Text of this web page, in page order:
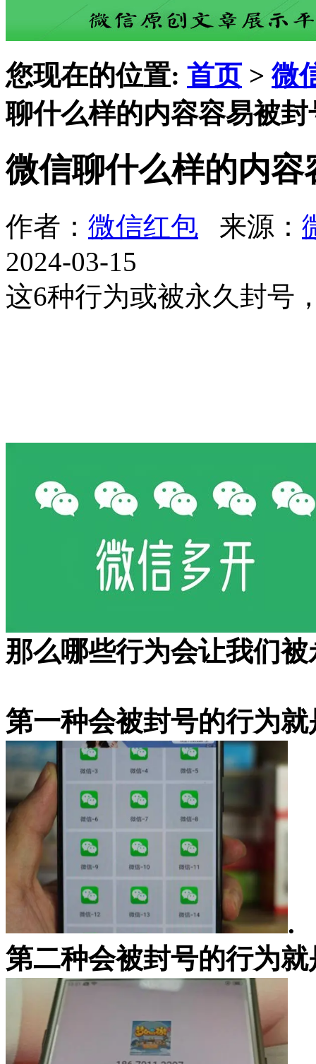
您现在的位置: 首页 >微
聊什么样的内容容易被
微信聊什么样的内
作者： 微信红包 来源：
2024-03-15
这6种行为或被永久封号
那么哪些行为会让我们
第一种会被封号的行为
.
第二种会被封号的行为